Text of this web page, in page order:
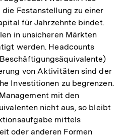
Festanstellung zu einer
für Jahrzehnte bindet.
in unsicheren Märkten
werden. Headcounts
von Aktivitäten sind der
Investitionen zu begrenzen.
mit den
nicht aus, so bleibt
mittels
oder anderen Formen